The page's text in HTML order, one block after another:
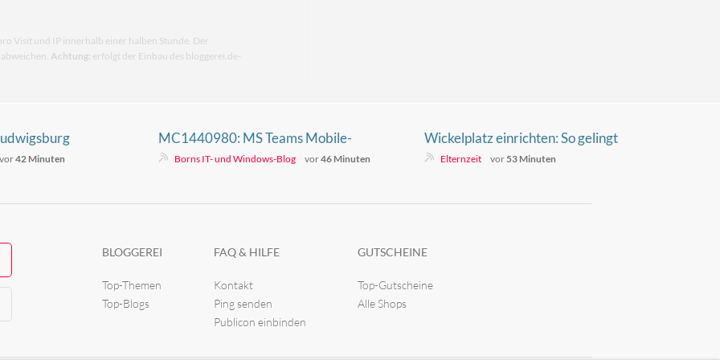
Visit und IP innerhalb einer halben Stunde. Der
Achtung: erfolgt der Einbau des bloggerei.de-
vor42 Minuten
MC1440980: MS Teams Mobile-
App bis 1. Okt. 2026 updaten, sonst
Borns IT- und Windows-Blog vor46 Minuten
Wickelplatz einrichten: So gelingt
die perfekte Wickelstation
Elternzeit vor53 Minuten
BLOGGEREI
Top-Themen
Top-Blogs
FAQ & HILFE
Kontakt
Ping senden
Publicon einbinden
GUTSCHEINE
Top-Gutscheine
Alle Shops